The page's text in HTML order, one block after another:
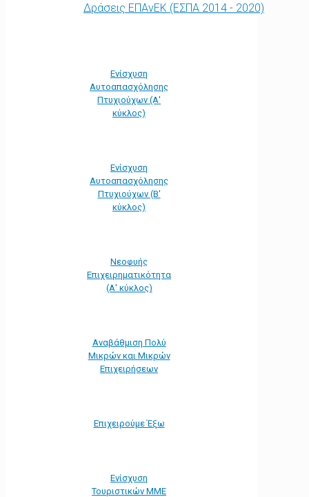
Δράσεις ΕΠΑνΕΚ (ΕΣΠΑ 2014 - 2020)
Ενίσχυση
Αυτοαπασχόλησης
Πτυχιούχων (Α'
κύκλος)
Ενίσχυση
Αυτοαπασχόλησης
Πτυχιούχων (Β'
κύκλος)
Νεοφυής
Επιχειρηματικότητα
(Α' κύκλος)
Αναβάθμιση Πολύ
Μικρών και Μικρών
Επιχειρήσεων
Επιχειρούμε Έξω
Ενίσχυση
Τουριστικών ΜΜΕ